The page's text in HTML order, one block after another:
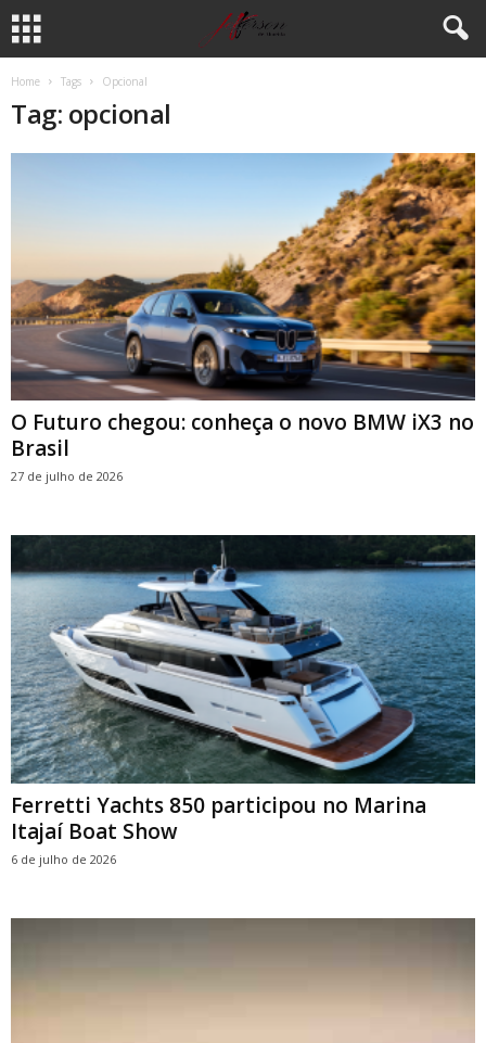
Home Tags Opcional
Tag: opcional
O Futuro chegou: conheça o novo BMW iX3 no
Brasil
27 de julho de 2026
Ferretti Yachts 850 participou no Marina
Itajaí Boat Show
6 de julho de 2026